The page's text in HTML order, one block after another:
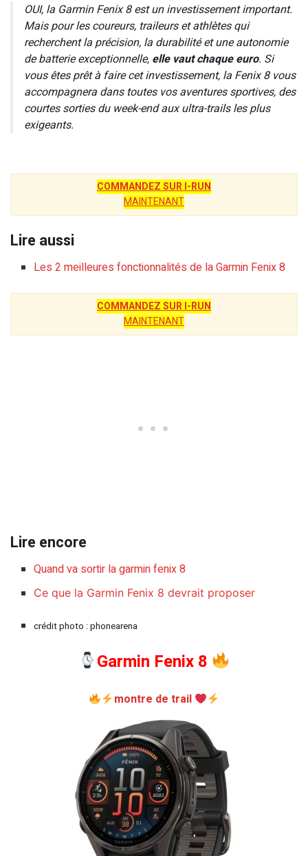
OUI, la Garmin Fenix 8 est un investissement important.
Mais pour les coureurs, traileurs et athlètes qui
recherchent la précision, la durabilité et une autonomie
de batterie exceptionnelle, elle vaut chaque euro. Si
vous êtes prêt à faire cet investissement, la Fenix 8 vous
accompagnera dans toutes vos aventures sportives, des
courtes sorties du week-end aux ultra-trails les plus
exigeants.
COMMANDEZ SUR I-RUN
MAINTENANT
Lire aussi
Les 2 meilleures fonctionnalités de la Garmin Fenix 8
COMMANDEZ SUR I-RUN
MAINTENANT
Lire encore
Quand va sortir la garmin fenix 8
Ce que la Garmin Fenix 8 devrait proposer
crédit photo : phonearena
Garmin Fenix 8
montre de trail